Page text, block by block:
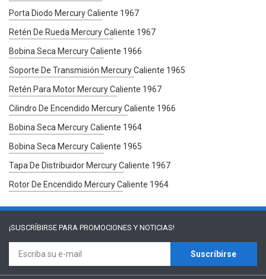
Porta Diodo Mercury Caliente 1967
Retén De Rueda Mercury Caliente 1967
Bobina Seca Mercury Caliente 1966
Soporte De Transmisión Mercury Caliente 1965
Retén Para Motor Mercury Caliente 1967
Cilindro De Encendido Mercury Caliente 1966
Bobina Seca Mercury Caliente 1964
Bobina Seca Mercury Caliente 1965
Tapa De Distribuidor Mercury Caliente 1967
Rotor De Encendido Mercury Caliente 1964
¡SUSCRÍBIRSE PARA PROMOCIONES Y NOTICIAS!
Suscríbirse